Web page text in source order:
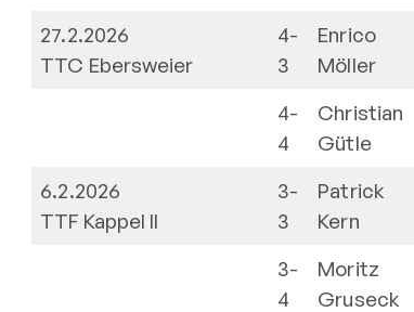
27.2.2026
TTC Ebersweier
4-
3
Enrico
Möller
4-
4
Christian
Gütle
6.2.2026
TTF Kappel II
3-
3
Patrick
Kern
3-
4
Moritz
Gruseck